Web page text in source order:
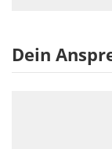
Dein